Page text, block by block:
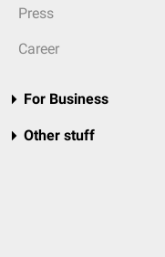
Press
Career
For Business
Other stuff